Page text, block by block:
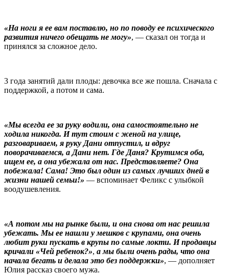
«На ноги я ее вам поставлю, но по поводу ее психического
развития ничего обещать не могу», — сказал он тогда и
принялся за сложное дело.
3 года занятий дали плоды: девочка все же пошла. Сначала с
поддержкой, а потом и сама.
«Мы всегда ее за руку водили, она самостоятельно не
ходила никогда. И тут стоим с женой на улице,
разговариваем, я руку Дани отпустил, и вдруг
поворачиваемся, а Дани нет. Где Даня? Крутимся оба,
ищем ее, а она убежала от нас. Представляете? Она
побежала! Сама! Это был один из самых лучших дней в
жизни нашей семьи!» — вспоминает Феликс с улыбкой
воодушевления.
«А потом мы на рынке были, и она снова от нас решила
убежать. Мы ее нашли у мешков с крупами, она очень
любит руки пускать в крупы по самые локти. И продавцы
кричали «Чей ребенок?», а мы были очень рады, что она
начала бегать и делала это без поддержки», — дополняет
Юлия рассказ своего мужа.